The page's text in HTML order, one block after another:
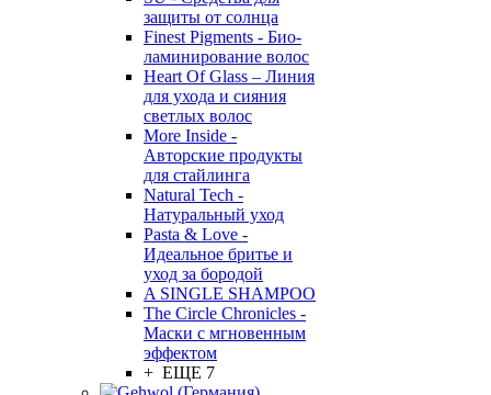
защиты от солнца
Finest Pigments - Био-
ламинирование волос
Heart Of Glass – Линия
для ухода и сияния
светлых волос
More Inside -
Авторские продукты
для стайлинга
Natural Tech -
Натуральный уход
Pasta & Love -
Идеальное бритье и
уход за бородой
A SINGLE SHAMPOO
The Circle Chronicles -
Маски с мгновенным
эффектом
+ ЕЩЕ 7